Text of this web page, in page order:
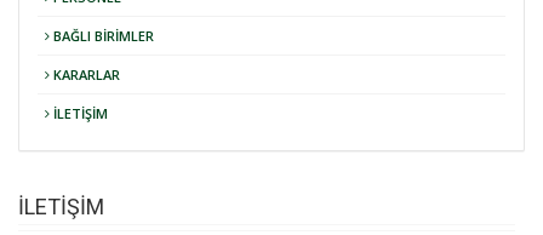
BAĞLI BİRİMLER
KARARLAR
İLETİŞİM
İLETİŞİM